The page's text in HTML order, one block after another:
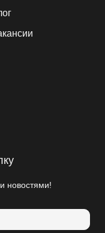
новостями!